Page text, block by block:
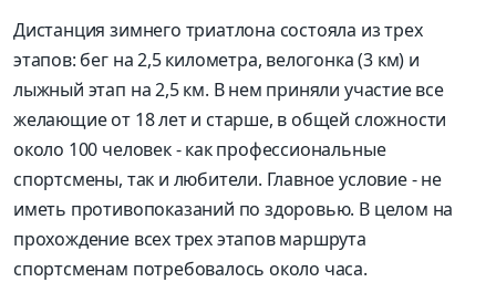
Дистанция зимнего триатлона состояла из трех
этапов: бег на 2,5 километра, велогонка (3 км) и
лыжный этап на 2,5 км. В нем приняли участие все
желающие от 18 лет и старше, в общей сложности
около 100 человек - как профессиональные
спортсмены, так и любители. Главное условие - не
иметь противопоказаний по здоровью. В целом на
прохождение всех трех этапов маршрута
спортсменам потребовалось около часа.